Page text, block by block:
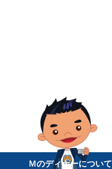
Ｍのディナーについて